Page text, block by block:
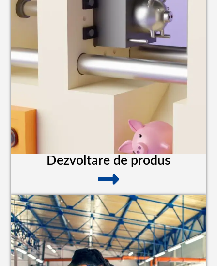
Dezvoltare de produs